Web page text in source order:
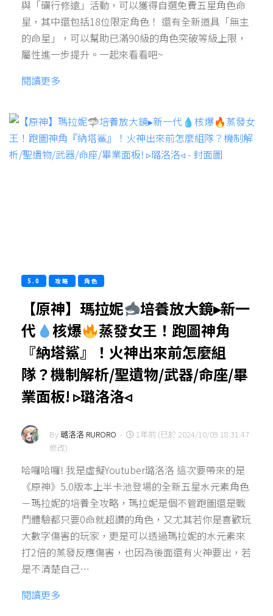
與「礪行修遠」活動，可以獲得自選免費五星角色命
星，其中還包括18位限定角色！ 還有全新道具「無主
的命星」，可以幫助已滿90級的角色突破等級上限，
屬性進一步提升。一起來看看吧~
閱讀更多
5.0 攻略 角色
【原神】瑪拉妮
培養放大鏡▸新一
代
核爆
蒸發女王！跑圖神角
『納塔鯊』！火神出來前怎麼組
隊？機制解析/聖遺物/武器/命座/畢
業面板! ▹璐洛洛◃
By璐洛洛 RURORO -
1年前 (已於 2024/10/09 18:31:47
修改)
哈囉哈囉! 我是虛擬Youtuber璐洛洛 這次要帶來的是
《原神》5.0版本上半卡池登場的全新五星水元素角色
－瑪拉妮的培養全攻略，瑪拉妮是個不管跑圖還是戰
鬥體驗都只要0命就超讚的角色，又尤其若你是喜歡玩
大數字傷害的玩家，更是可以透過瑪拉妮的水元素來
打2倍的蒸發反應傷害，也因為後面還有火神要出，若
是不清楚自己…
閱讀更多